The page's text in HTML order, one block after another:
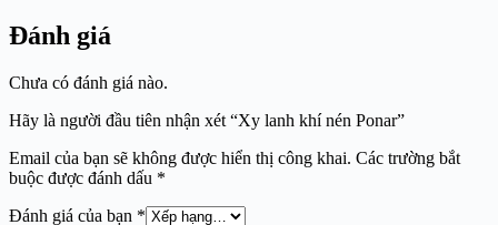
Đánh giá
Chưa có đánh giá nào.
Hãy là người đầu tiên nhận xét “Xy lanh khí nén Ponar”
Email của bạn sẽ không được hiển thị công khai. Các trường bắt
buộc được đánh dấu *
Đánh giá của bạn *